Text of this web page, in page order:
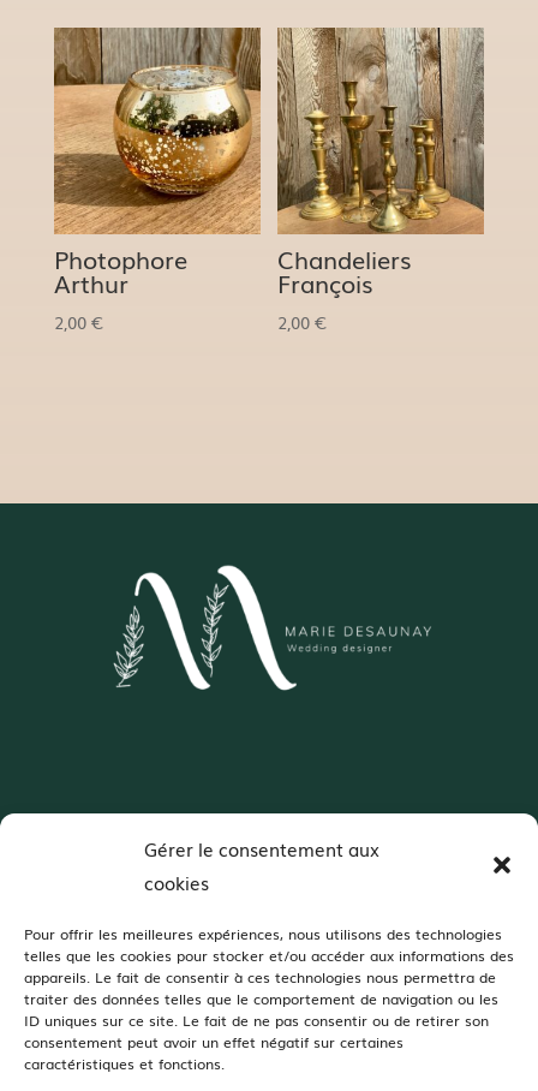
Gérer le consentement aux
cookies
Pour offrir les meilleures expériences, nous utilisons des technologies
telles que les cookies pour stocker et/ou accéder aux informations des
appareils. Le fait de consentir à ces technologies nous permettra de
traiter des données telles que le comportement de navigation ou les
ID uniques sur ce site. Le fait de ne pas consentir ou de retirer son
consentement peut avoir un effet négatif sur certaines
caractéristiques et fonctions.
Photophore
Arthur
2,00 €
Chandeliers
François
2,00€
Décoratrice de mariages spécialisée en
Je vous accompagne dans votre projet de décoration de mariage dans :
Orne, Manche, Calvados, Mayenne, Sarthe, Eure, Seine-Maritime
Dans ces jolis domaines de réception :
Champ Delaunay, Grange d’Espins, Manoir de Chivré, Domaine d’Aslan,